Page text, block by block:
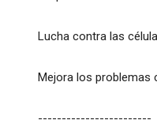
Lucha contra las
Mejora los problemas
------------------------